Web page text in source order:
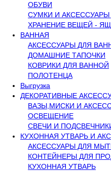
ОБУВИ
СУМКИ И
ХРАНЕНИЕ ВЕЩЕЙ -
ВАННАЯ
АКСЕССУАРЫ ДЛЯ
ДОМАШНИЕ ТАПОЧКИ
КОВРИКИ ДЛЯ ВАННОЙ
ПОЛОТЕНЦА
Выгрузка
ДЕКОРАТИВНЫЕ
ВАЗЫ,МИСКИ И
ОСВЕЩЕНИЕ
СВЕЧИ И
КУХОННАЯ УТВАРЬ И
АКСЕССУАРЫ ДЛЯ
КОНТЕЙНЕРЫ ДЛЯ
КУХОННАЯ УТВАРЬ